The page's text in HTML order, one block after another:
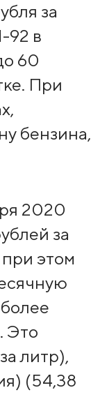
за
92 в
60
При
бензина,
2020
за
этом
Это
литр),
(54,38